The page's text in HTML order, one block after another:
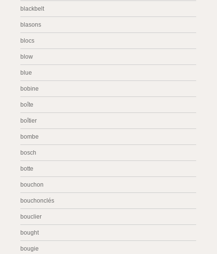
blackbelt
blasons
blocs
blow
blue
bobine
boîte
boîtier
bombe
bosch
botte
bouchon
bouchonclés
bouclier
bought
bougie